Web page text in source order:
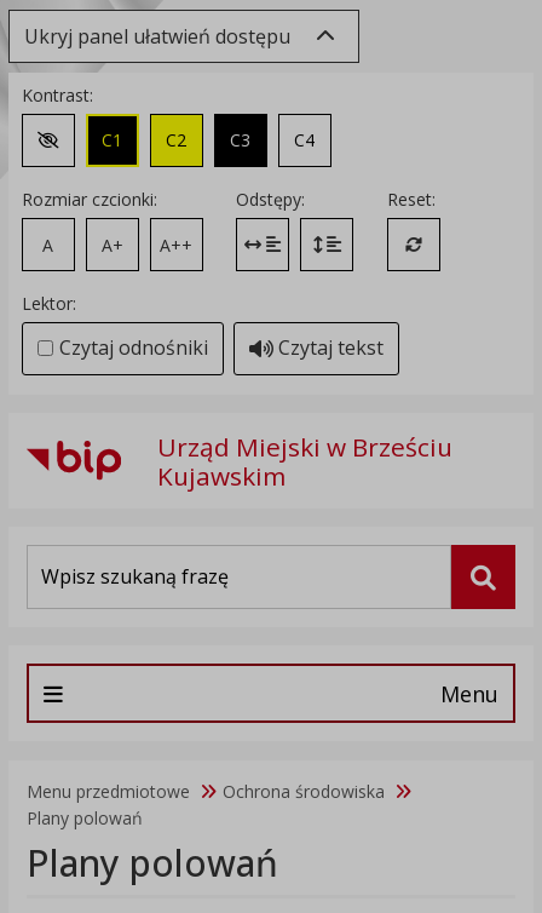
Ukryj panel ułatwień dostępu
Kontrast:
Zmień kontrast na domyślny
C1 C2 C3 C4
Rozmiar czcionki:
A
A+ A++
Odstępy:
Zmień odstęp między literami
Zmień interlinię i margines
Reset:
Przywróć
Lektor:
Czytaj odnośniki Czytaj tekst
Urząd Miejski w Brześciu
Kujawskim
Menu
Menu przedmiotowe
Ochrona środowiska
Plany polowań
Plany polowań